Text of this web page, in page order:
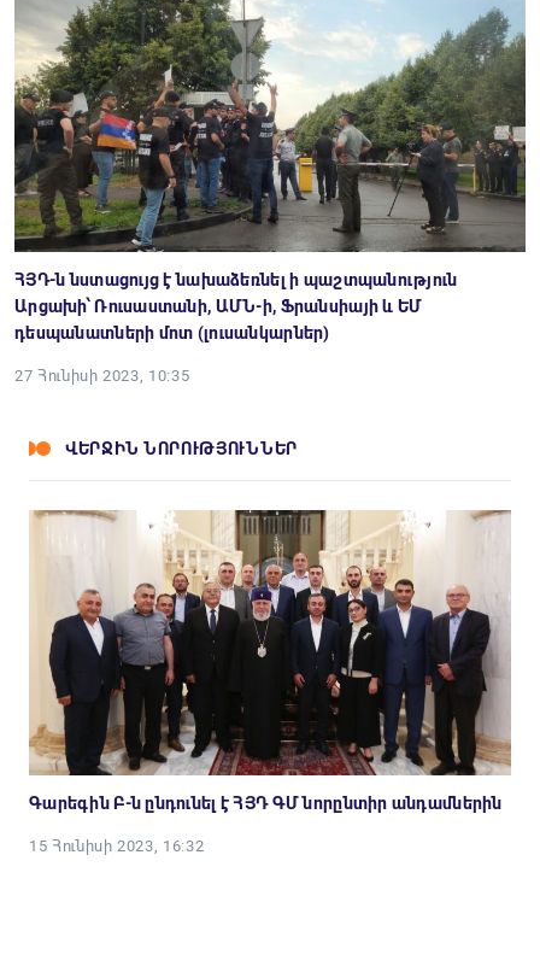
ՀՅԴ-ն նստացույց է նախաձեռնել ի պաշտպանություն
Արցախի՝ Ռուսաստանի, ԱՄՆ-ի, Ֆրանսիայի և ԵՄ
դեսպանատների մոտ (լուսանկարներ)
27 Հունիսի 2023, 10:35
ՎԵՐՋԻՆ ՆՈՐՈՒԹՅՈՒՆՆԵՐ
Գարեգին Բ-ն ընդունել է ՀՅԴ ԳՄ նորընտիր անդամներին
15 Հունիսի 2023, 16:32